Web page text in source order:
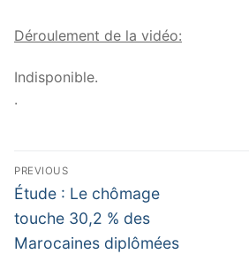
Déroulement de la vidéo:
Indisponible.
.
Navigation
de
l’article
PREVIOUS
Previous
post:
Étude : Le chômage
touche 30,2 % des
Marocaines diplômées